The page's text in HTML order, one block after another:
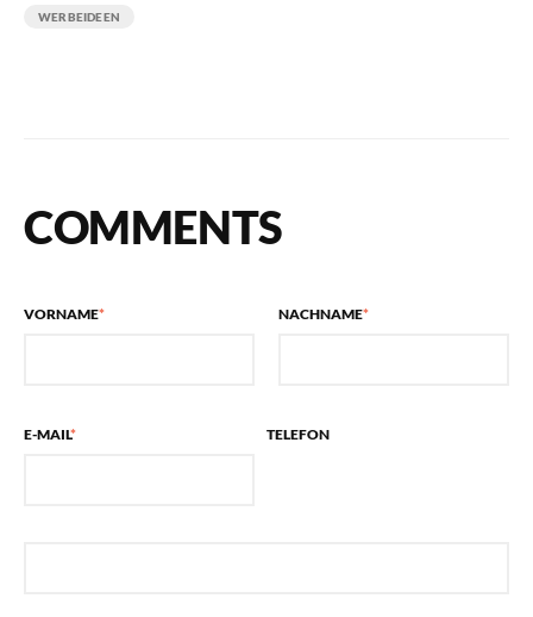
WERBEIDEEN
COMMENTS
VORNAME* NACHNAME*
E-MAIL* TELEFON